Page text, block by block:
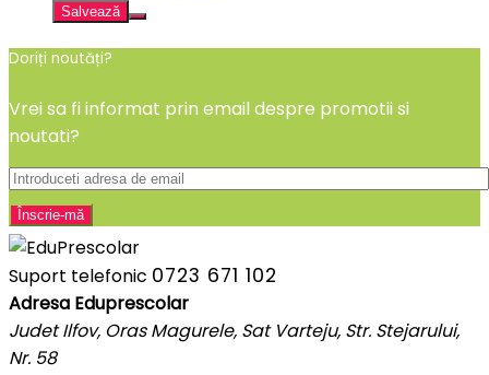
Salvează
Doriți noutăți?
Vrei sa fi informat prin email despre promotii si
noutati?
Suport telefonic 0723 671 102
Adresa Eduprescolar
Judet Ilfov, Oras Magurele, Sat Varteju, Str. Stejarului,
Nr. 58